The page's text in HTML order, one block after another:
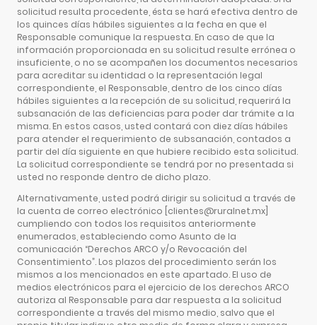
solicitud resulta procedente, ésta se hará efectiva dentro de
los quinces días hábiles siguientes a la fecha en que el
Responsable comunique la respuesta. En caso de que la
información proporcionada en su solicitud resulte errónea o
insuficiente, o no se acompañen los documentos necesarios
para acreditar su identidad o la representación legal
correspondiente, el Responsable, dentro de los cinco días
hábiles siguientes a la recepción de su solicitud, requerirá la
subsanación de las deficiencias para poder dar trámite a la
misma. En estos casos, usted contará con diez días hábiles
para atender el requerimiento de subsanación, contados a
partir del día siguiente en que hubiere recibido esta solicitud.
La solicitud correspondiente se tendrá por no presentada si
usted no responde dentro de dicho plazo.
Alternativamente, usted podrá dirigir su solicitud a través de
la cuenta de correo electrónico [clientes@ruralnet.mx]
cumpliendo con todos los requisitos anteriormente
enumerados, estableciendo como Asunto de la
comunicación “Derechos ARCO y/o Revocación del
Consentimiento”. Los plazos del procedimiento serán los
mismos a los mencionados en este apartado. El uso de
medios electrónicos para el ejercicio de los derechos ARCO
autoriza al Responsable para dar respuesta a la solicitud
correspondiente a través del mismo medio, salvo que el